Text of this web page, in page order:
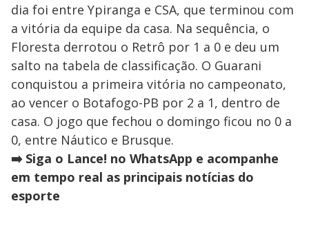
dia foi entre Ypiranga e CSA, que terminou com
a vitória da equipe da casa. Na sequência, o
Floresta derrotou o Retrô por 1 a 0 e deu um
salto na tabela de classificação. O Guarani
conquistou a primeira vitória no campeonato,
ao vencer o Botafogo-PB por 2 a 1, dentro de
casa. O jogo que fechou o domingo ficou no 0 a
0, entre Náutico e Brusque.
➡️ Siga o Lance! no WhatsApp e acompanhe
em tempo real as principais notícias do
esporte